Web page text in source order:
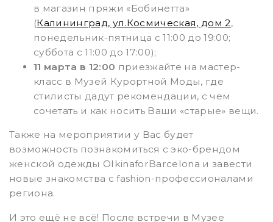
в магазин пряжи «Бобинетта»
(Калининград, ул.Космическая, дом 2,
понедельник-пятница с 11:00 до 19:00;
суббота с 11:00 до 17:00);
11 марта в 12:00 приезжайте на мастер-
класс в Музей Курортной Моды, где
стилисты дадут рекомендации, с чем
сочетать и как носить Ваши «старые» вещи.
Также на мероприятии у Вас будет
возможность познакомиться с эко-брендом
женской одежды OlkinaforBarcelonа и завести
новые знакомства с fashion-профессионалами
региона.
И это ещё не всё! После встречи в Музее